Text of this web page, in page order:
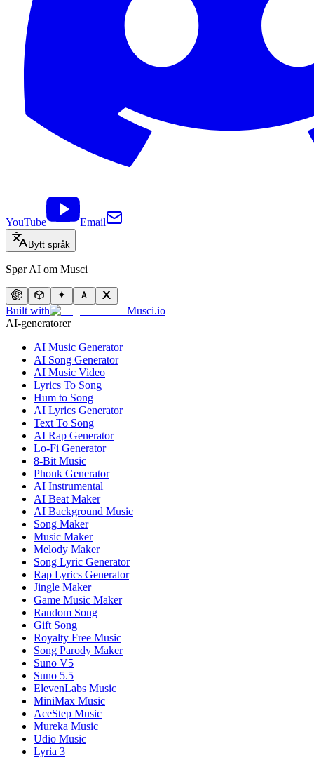
YouTube Email
Bytt språk
Spør AI om Musci
Built with
Musci.io
AI-generatorer
AI Music Generator
AI Song Generator
AI Music Video
Lyrics To Song
Hum to Song
AI Lyrics Generator
Text To Song
AI Rap Generator
Lo-Fi Generator
8-Bit Music
Phonk Generator
AI Instrumental
AI Beat Maker
AI Background Music
Song Maker
Music Maker
Melody Maker
Song Lyric Generator
Rap Lyrics Generator
Jingle Maker
Game Music Maker
Random Song
Gift Song
Royalty Free Music
Song Parody Maker
Suno V5
Suno 5.5
ElevenLabs Music
MiniMax Music
AceStep Music
Mureka Music
Udio Music
Lyria 3